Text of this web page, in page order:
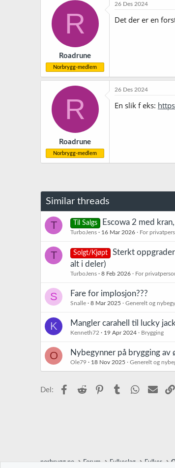
R
Roadrune
Norbrygg-medlem
26 Des 2024
Det der er en
R
Roadrune
Norbrygg-medlem
26 Des 2024
En slik f eks:
Similar threads
T Til Salgs Escowa 2 med
TurboJens 16 Mar 2026 For
T Solgt/Kjøpt
Sterkt
alt i deler)
TurboJens 8 Feb 2026 For
S Fare for implosjon???
Snalle 8 Mar 2025 Generelt og
K Mangler carahell til lucky
Kenneth72 19 Apr 2024 Brygging
O Nybegynner på brygging av
Ole79 18 Nov 2025 Generelt og
Del: Facebook
Reddit PinterestTumblr WhatsApp
E-
norbrygg.no Forum Fylkeslag Fylker